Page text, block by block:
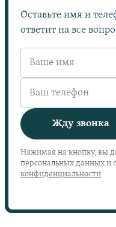
Оставьте имя и
ответит на все
Жду звонка
Нажимая на кнопку, вы
персональных данных и
конфиденциальности